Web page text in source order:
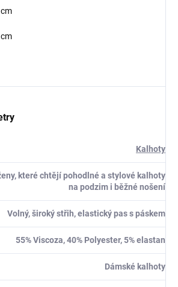
Kalhoty
které chtějí pohodlné a stylové kalhoty
na podzim i běžné nošení
Volný, široký střih, elastický pas s páskem
55% Viscoza, 40% Polyester, 5% elastan
Dámské kalhoty